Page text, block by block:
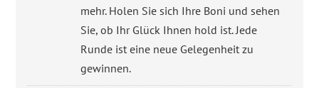
mehr. Holen Sie sich Ihre Boni und sehen
Sie, ob Ihr Glück Ihnen hold ist. Jede
Runde ist eine neue Gelegenheit zu
gewinnen.